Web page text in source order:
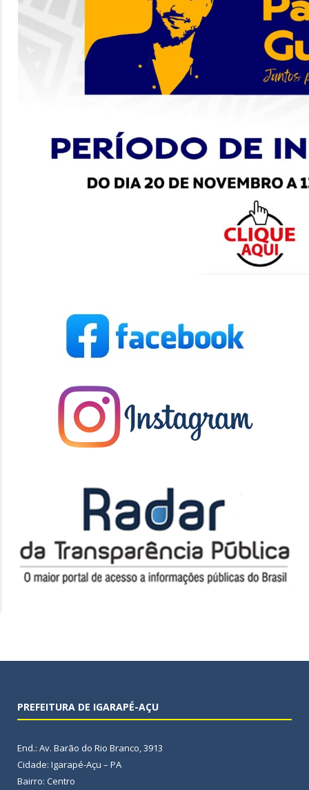
PREFEITURA DE IGARAPÉ-AÇU
End.: Av. Barão do Rio Branco, 3913
Cidade: Igarapé-Açu – PA
Bairro: Centro